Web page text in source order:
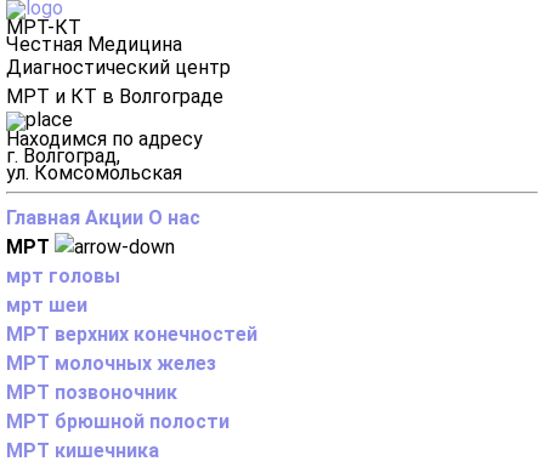
МРТ-КТ
Честная Медицина
Диагностический центр
МРТ и КТ в Волгограде
Находимся по адресу
г. Волгоград,
ул. Комсомольская
Главная Акции О нас
МРТ
мрт головы
мрт шеи
МРТ верхних конечностей
МРТ молочных желез
МРТ позвоночник
МРТ брюшной полости
МРТ кишечника